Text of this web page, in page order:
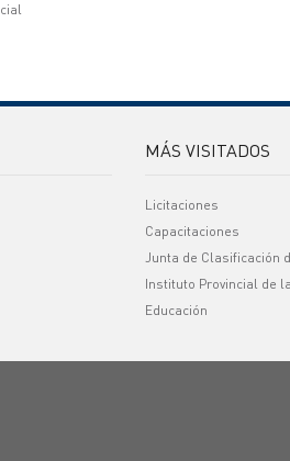
MÁS VISITADOS
Licitaciones
Capacitaciones
Junta de Clasificación
Instituto Provincial de
Educación